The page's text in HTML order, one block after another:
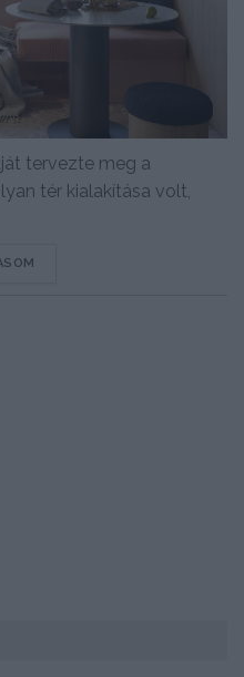
tervezte meg a
tér kialakítása volt,